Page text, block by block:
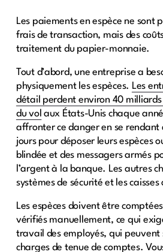
Les paiements en espèce ne sont
frais de transaction, mais des
traitement du papier-monnaie.
Tout d’abord, une entreprise a
physiquement les espèces. Les
détail perdent environ 40 milliards
du vol aux États-Unis chaque
affronter ce danger en se rendant
jours pour déposer leurs espèces
blindée et des messagers armés
l’argent à la banque. Les autres
systèmes de sécurité et les
Les espèces doivent être
vérifiés manuellement, ce qui
travail des employés, qui peuvent
charges de tenue de comptes.